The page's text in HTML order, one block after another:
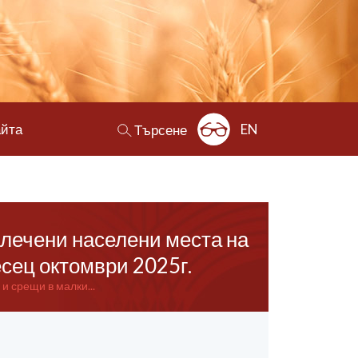
Търсене EN
населени места на
октомври 2025г.
срещи в малки...